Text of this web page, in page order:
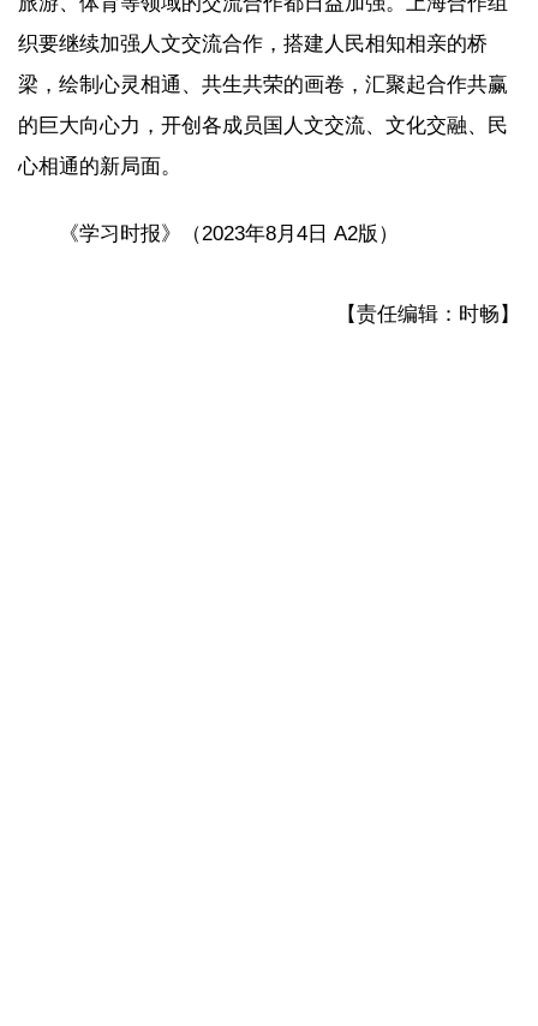
织要继续加强人文交流合作，搭建人民相知相亲的桥
梁，绘制心灵相通、共生共荣的画卷，汇聚起合作共赢
的巨大向心力，开创各成员国人文交流、文化交融、民
心相通的新局面。
《学习时报》（2023年8月4日 A2版）
【责任编辑：时畅】